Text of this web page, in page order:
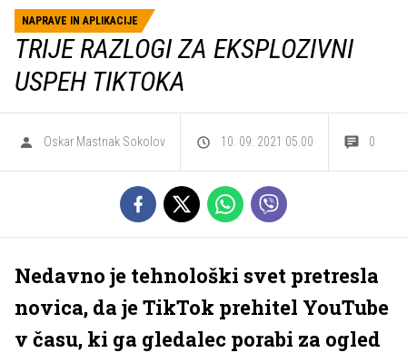
NAPRAVE IN APLIKACIJE
TRIJE RAZLOGI ZA EKSPLOZIVNI
USPEH TIKTOKA
Oskar Mastnak Sokolov 10. 09. 2021 05.00 0
Nedavno je tehnološki svet pretresla
novica, da je TikTok prehitel YouTube
v času, ki ga gledalec porabi za ogled